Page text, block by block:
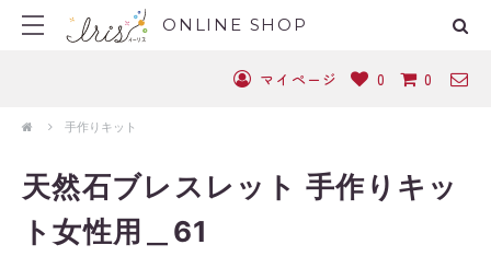
ONLINE SHOP
マイページ 0 0
手作りキット
天然石ブレスレット 手作りキッ
ト女性用＿61